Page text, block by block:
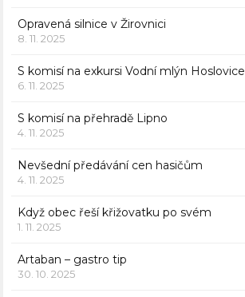
Opravená silnice v Žirovnici
8. 11. 2025
S komisí na exkursi Vodní mlýn Hoslovice
6. 11. 2025
S komisí na přehradě Lipno
4. 11. 2025
Nevšední předávání cen hasičům
4. 11. 2025
Když obec řeší křižovatku po svém
1. 11. 2025
Artaban – gastro tip
30. 10. 2025